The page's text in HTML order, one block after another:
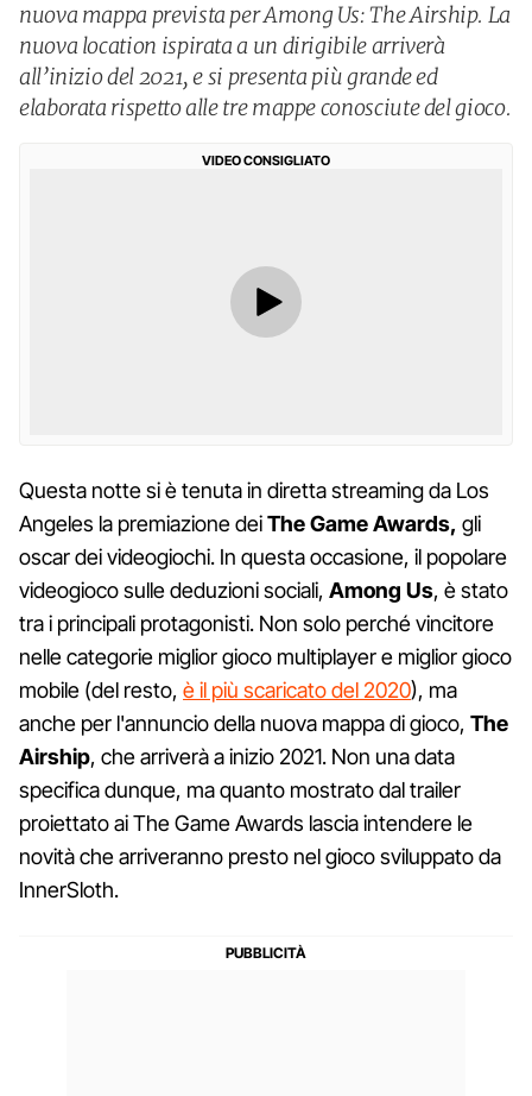
nuova mappa prevista per Among Us: The Airship. La
nuova location ispirata a un dirigibile arriverà
all’inizio del 2021, e si presenta più grande ed
elaborata rispetto alle tre mappe conosciute del gioco.
VIDEO CONSIGLIATO
Questa notte si è tenuta in diretta streaming da Los
Angeles la premiazione deiThe GameAwards, gli
oscar dei videogiochi. In questa occasione, il popolare
videogioco sulle deduzioni sociali, Among Us, è stato
tra i principali protagonisti. Non solo perché vincitore
nelle categorie miglior gioco multiplayer e miglior gioco
mobile (del resto, è il più scaricato del 2020), ma
anche per l'annuncio della nuova mappa di gioco, The
Airship, che arriverà a inizio 2021. Non una data
specifica dunque, ma quanto mostrato dal trailer
proiettato ai The Game Awards lascia intendere le
novità che arriveranno presto nel gioco sviluppato da
InnerSloth.